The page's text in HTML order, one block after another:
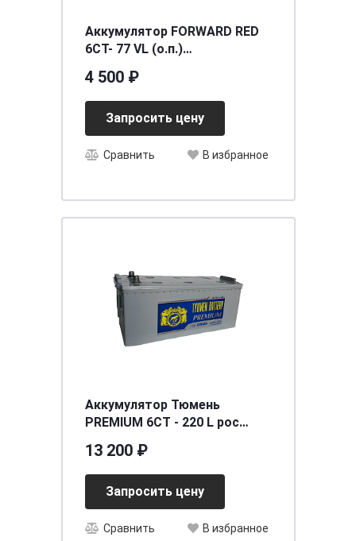
Аккумулятор FORWARD RED
6СТ- 77 VL (о.п.)
4 500 ₽
Запросить цену
Сравнить В избранное
Аккумулятор Тюмень
PREMIUM 6СТ - 220 L рос
13 200 ₽
Запросить цену
Сравнить В избранное